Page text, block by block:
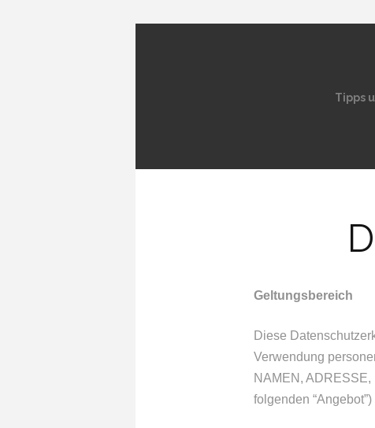
Tipps
Geltungsbereich
Diese
Verwendung
NAMEN,
folgenden “Angebot”)